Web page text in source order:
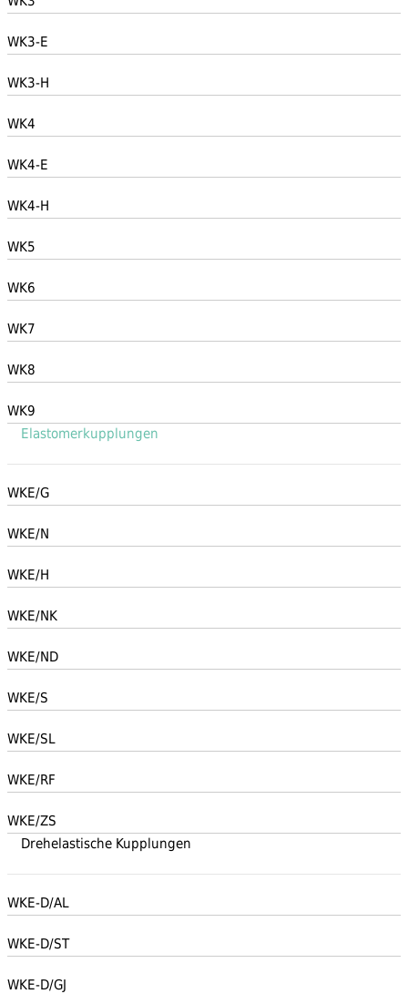
WK3-E
WK3-H
WK4
WK4-E
WK4-H
WK5
WK6
WK7
WK8
WK9
Elastomerkupplungen
WKE/G
WKE/N
WKE/H
WKE/NK
WKE/ND
WKE/S
WKE/SL
WKE/RF
WKE/ZS
Drehelastische Kupplungen
WKE-D/AL
WKE-D/ST
WKE-D/GJ